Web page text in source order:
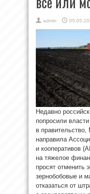
admin
Недавно
попросили
в
направила
и кооперативов
на тяжелое
просят отменить
зернобобовые и
отказаться от